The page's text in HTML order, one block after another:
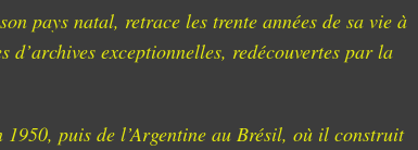
pays natal, retrace les trente années de sa vie à
d’archives exceptionnelles, redécouvertes par la
puis de l’Argentine au Brésil, où il construit